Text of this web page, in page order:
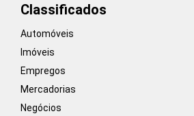
Classificados
Automóveis
Imóveis
Empregos
Mercadorias
Negócios